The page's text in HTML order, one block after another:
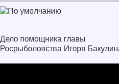
Дело помощника главы
Росрыболовства Игоря